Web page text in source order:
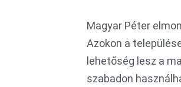
Magyar Péter
Azokon a
lehetőség lesz a
szabadon